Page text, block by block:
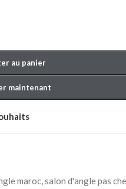
au panier
maintenant
maroc,salon d'angle pas